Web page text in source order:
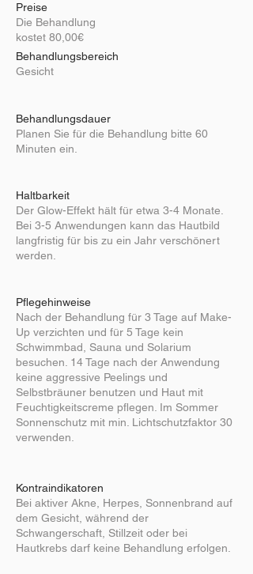
Preise
Die Behandlung
kostet 80,00€
Behandlungsbereich
Gesicht
Behandlungsdauer
Planen Sie für die Behandlung bitte 60
Minuten ein.
Haltbarkeit
Der Glow-Effekt hält für etwa 3-4 Monate.
Bei 3-5 Anwendungen kann das Hautbild
langfristig für bis zu ein Jahr verschönert
werden.
Pflegehinweise
Nach der Behandlung für 3 Tage auf Make-
Up verzichten und für 5 Tage kein
Schwimmbad, Sauna und Solarium
besuchen. 14 Tage nach der Anwendung
keine aggressive Peelings und
Selbstbräuner benutzen und Haut mit
Feuchtigkeitscreme pflegen. Im Sommer
Sonnenschutz mit min. Lichtschutzfaktor 30
verwenden.
Kontraindikatoren
Bei aktiver Akne, Herpes, Sonnenbrand auf
dem Gesicht, während der
Schwangerschaft, Stillzeit oder bei
Hautkrebs darf keine Behandlung erfolgen.